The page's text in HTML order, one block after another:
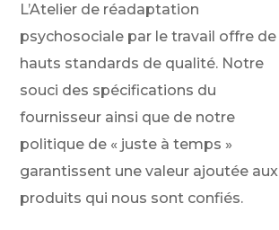
L’Atelier de réadaptation
psychosociale par le travail offre de
hauts standards de qualité. Notre
souci des spécifications du
fournisseur ainsi que de notre
politique de « juste à temps »
garantissent une valeur ajoutée aux
produits qui nous sont confiés.